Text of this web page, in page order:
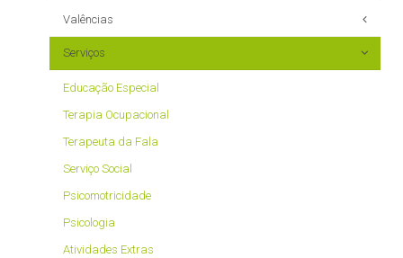
Valências
Apoios dos 0 aos 6 anos
A partir dos 7 anos
Centro de Atividades Ocupacionais
À Família
Serviços
Educação Especial
Terapia Ocupacional
Terapeuta da Fala
Serviço Social
Psicomotricidade
Psicologia
Atividades Extras